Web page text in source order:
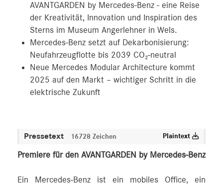
AVANTGARDEN by Mercedes-Benz - eine Reise
der Kreativität, Innovation und Inspiration des
Sterns im Museum Angerlehner in Wels.
Mercedes-Benz setzt auf Dekarbonisierung:
Neufahrzeugflotte bis 2039 CO₂-neutral
Neue Mercedes Modular Architecture kommt
2025 auf den Markt – wichtiger Schritt in die
elektrische Zukunft
Pressetext 16728 Zeichen Plaintext
Premiere für den AVANTGARDEN by Mercedes-Benz
Ein Mercedes-Benz ist ein mobiles Office, ein